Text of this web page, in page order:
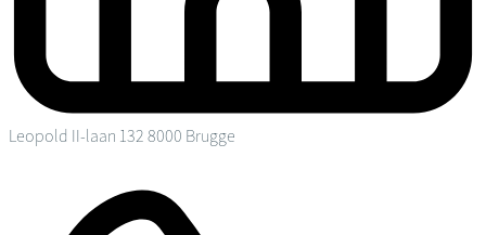
Leopold II-laan 132 8000 Brugge